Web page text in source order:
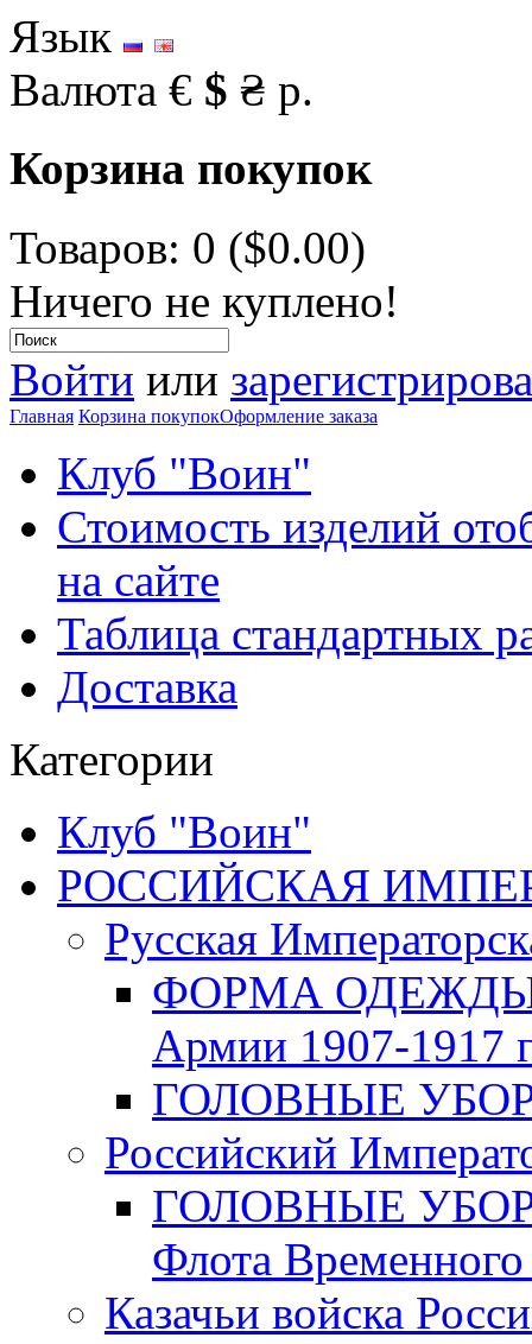
Язык
Валюта € $ ₴ р.
Корзина покупок
Товаров: 0 ($0.00)
Ничего не куплено!
Войти или
Главная Корзина покупокОформление заказа
Клуб "Воин"
Стоимость изделий
на сайте
Таблица стандартных
Доставка
Категории
Клуб "Воин"
РОССИЙСКАЯ
Русская
ФОРМА ОДЕЖДЫ
Армии 1907-1917
ГОЛОВНЫЕ
Российский
ГОЛОВНЫЕ
Флота Временного
Казачьи войска